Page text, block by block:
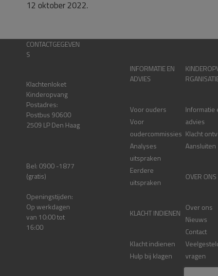
12 oktober 2022.
CONTACTGEGEVEN
S
Klachtenloket
Kinderopvang
Postadres:
Postbus 90600
2509 LP Den Haag
Bel: 0900 -1877
(gratis)
Openingstijden:
Op werkdagen
van 10:00 tot
16:00
INFORMATIE EN
ADVIES
Voor ouders
Voor
oudercommissies
Analyses
uitspraken
Eerdere
uitspraken
KLACHT INDIENEN
Klacht indienen
Hulp bij klagen
Informatie
advies
Klacht
Aansluiten
OVER ONS
Over ons
Nieuws
Contact
vragen